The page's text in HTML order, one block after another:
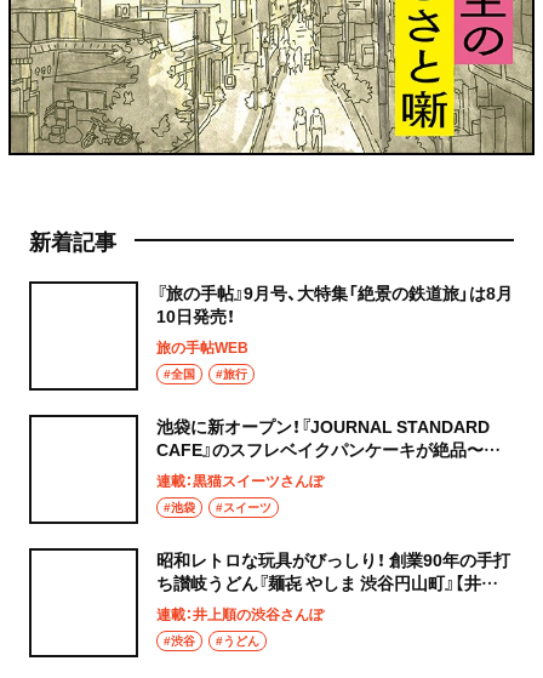
新着記事
『旅の手帖』9月号、大特集「絶景の鉄道旅」は8月
10日発売！
旅の手帖WEB
#全国 #旅行
池袋に新オープン！『JOURNAL STANDARD
CAFE』のスフレベイクパンケーキが絶品〜黒
猫スイーツ散歩 池袋編5〜
連載：黒猫スイーツさんぽ
#池袋 #スイーツ
昭和レトロな玩具がびっしり！ 創業90年の手打
ち讃岐うどん『麺㐂 やしま 渋谷円山町』【井上
順の渋谷さんぽ】
連載：井上順の渋谷さんぽ
#渋谷 #うどん